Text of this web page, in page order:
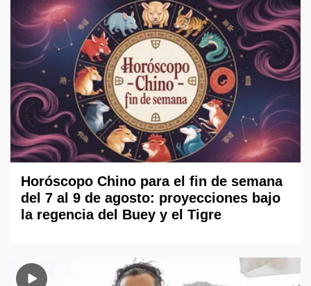
Horóscopo Chino para el fin de semana
del 7 al 9 de agosto: proyecciones bajo
la regencia del Buey y el Tigre